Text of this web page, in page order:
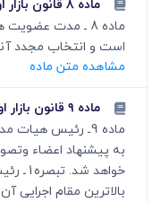
ماده ۸ قانون بازار اوراق بهادار جمهوری اسلامی ایران
ماده 8 ـ مدت
است و انتخاب مجدد
مشاهده متن ماده
ماده ۹ قانون بازار اوراق بهادار جمهوری اسلامی ایران
ماده 9ـ رئیس
به پیشنهاد اعضاء